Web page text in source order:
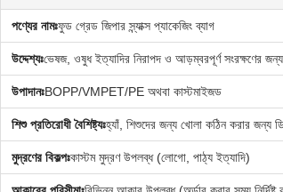
পণ্যের নামঃফুড গ্রেড জিপার স্ন্যাক্স প্যাকেজিং ব্যাগ
উদ্দেশ্যঃভেষজ, ওষুধ ইত্যাদির নিরাপদ ও আড়ম্বরপূর্ণ সংরক্ষণের
উপাদানঃBOPP/VMPET/PE অথবা কাস্টমাইজড
শিশু প্রতিরোধী বৈশিষ্ট্যঃহ্যাঁ, শিশুদের জন্য খোলা কঠিন করার জন্য
মুদ্রণের বিকল্পঃকাস্টম মুদ্রণ উপলব্ধ (লোগো, পাঠ্য ইত্যাদি)